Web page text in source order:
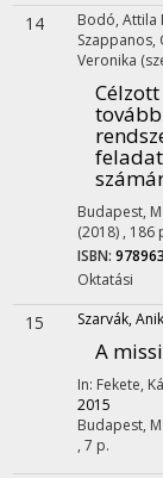
14 Bodó, Attila
Szappanos,
Veronika
Budapest,
(2018) , 186
ISBN:
Oktatási
15 Szarvák,
A
In: Fekete,
2015
Budapest,
, 7 p.